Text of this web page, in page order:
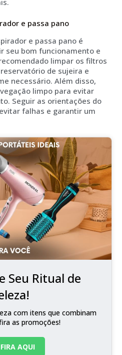
e passa pano
e passa pano é
seu bom funcionamento e
limpar os filtros
de sujeira e
necessário. Além disso,
limpo para evitar
Seguir as orientações do
falhas e garantir um
Seu Ritual de
com itens que combinam
as promoções!
AQUI